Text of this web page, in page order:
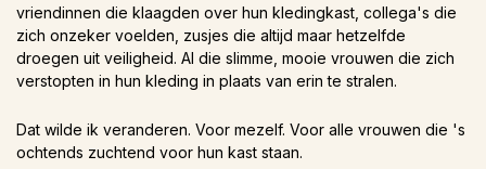
vriendinnen die klaagden over hun kledingkast, collega's die
zich onzeker voelden, zusjes die altijd maar hetzelfde
droegen uit veiligheid. Al die slimme, mooie vrouwen die zich
verstopten in hun kleding in plaats van erin te stralen.
Dat wilde ik veranderen. Voor mezelf. Voor alle vrouwen die 's
ochtends zuchtend voor hun kast staan.